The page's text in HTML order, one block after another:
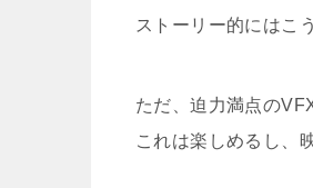
ストーリー的にはこ
ただ、迫力満点の
これは楽しめるし、